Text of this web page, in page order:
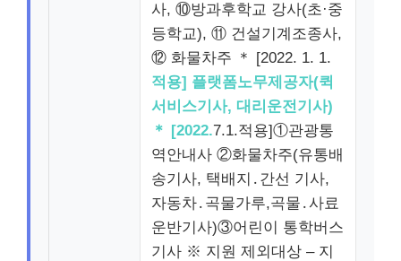
사, ⑩방과후학교 강사(초·중
등학교), ⑪ 건설기계조종사,
⑫ 화물차주 ＊ [2022. 1. 1.
적용] 플랫폼노무제공자(퀵
서비스기사, 대리운전기사)
＊ [2022.7.1.적용]①관광통
역안내사 ②화물차주(유통배
송기사, 택배지․간선 기사,
자동차․곡물가루,곡물․사료
운반기사)③어린이 통학버스
기사 ※ 지원 제외대상 – 지